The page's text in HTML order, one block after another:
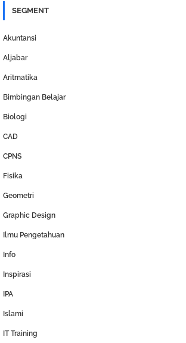
SEGMENT
Akuntansi
Aljabar
Aritmatika
Bimbingan Belajar
Biologi
CAD
CPNS
Fisika
Geometri
Graphic Design
Ilmu Pengetahuan
Info
Inspirasi
IPA
Islami
IT Training